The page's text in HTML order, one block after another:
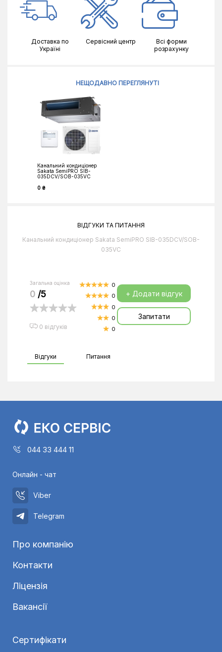
Доставка по
Україні
Сервісний центр
Всі форми
розрахунку
НЕЩОДАВНО ПЕРЕГЛЯНУТІ
Канальний кондиціонер
Sakata SemiPRO SIB-
035DCV/SOB-035VC
0 ₴
ВІДГУКИ ТА ПИТАННЯ
Канальний кондиціонер Sakata SemiPRO SIB-035DCV/SOB-
035VC
Загальна оцінка
0 /5
0 відгуків
0
0
0
0
0
+ Додати відгук
Запитати
Відгуки Питання
044 33 444 11
Онлайн - чат
Viber
Telegram
Про компанію
Контакти
Ліцензія
Вакансії
Сертифікати